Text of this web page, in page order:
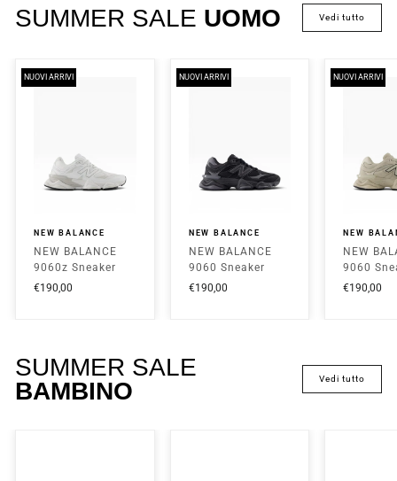
SUMMER SALE UOMO vedi tutto
NUOVI ARRIVI
NEW BALANCE
NEW BALANCE
9060z Sneaker
Bassa Unisex -
€190,00
NUOVI ARRIVI
NEW BALANCE
NEW BALANCE
9060 Sneaker
Bassa Unisex -
€190,00
NUOVI ARRIVI
NEW
NEW
9060
Bassa
€190,00
SUMMER SALE
BAMBINO
vedi tutto